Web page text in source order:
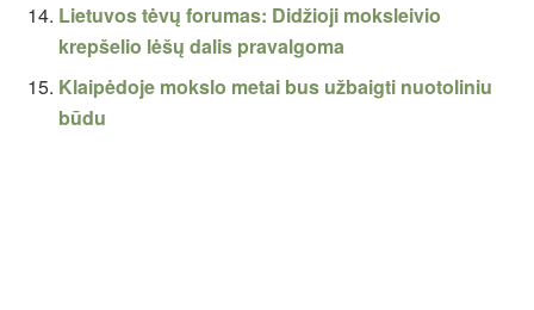
Lietuvos tėvų forumas: Didžioji moksleivio
krepšelio lėšų dalis pravalgoma
Klaipėdoje mokslo metai bus užbaigti nuotoliniu
būdu